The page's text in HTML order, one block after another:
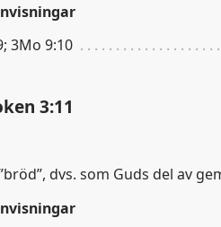
3Mo 9:10
3:11
dvs. som Guds del av